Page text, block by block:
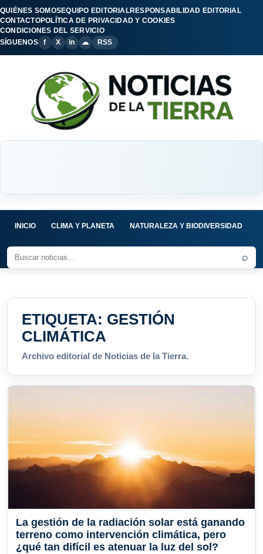
QUIÉNES SOMOSEQUIPO EDITORIALRESPONSABILIDAD EDITORIAL
CONTACTOPOLÍTICA DE PRIVACIDAD Y COOKIES
CONDICIONES DEL SERVICIO
SÍGUENOS
f X in ☁ RSS
INICIO CLIMA Y PLANETA NATURALEZA Y BIODIVERSIDAD
⌕
ETIQUETA: GESTIÓN
CLIMÁTICA
Archivo editorial de Noticias de la Tierra.
La gestión de la radiación solar está ganando
terreno como intervención climática, pero
¿qué tan difícil es atenuar la luz del sol?